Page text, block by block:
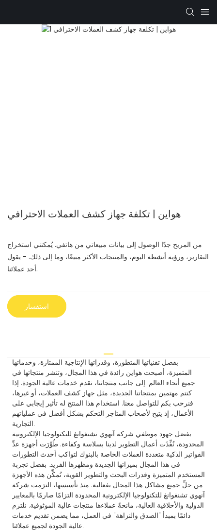
هواين | تكلفة جهاز كشف العملات الاحترافي
من المريح جدًا الوصول إلى بيانات مبيعاتي من هاتفي. يُمكنني استخراج
التقارير، ورؤية أنشطة اليوم، والمنتجات الأكثر مبيعًا، وما إلى ذلك. - يقول
أحد عملائنا.
استفسار
بفضل تقنياتها المتطورة، وقدراتها الإنتاجية الممتازة، وخدماتها
المتميزة، أصبحت هواين رائدة في هذا المجال، وتنشر منتجاتها في
جميع أنحاء العالم. إلى جانب منتجاتنا، نقدم خدمات عالية الجودة. إذا
كنتم مهتمين بمنتجاتنا الجديدة، مثل جهاز كشف العملات، أو غيرها،
فنرحب بكم للتواصل معنا. استخدام هذا المنتج له تأثير إيجابي على
الأعمال، إذ يتيح لأصحاب المتاجر التحكم بشكل أفضل في عملياتهم
التجارية.
بفضل جهود موظفي شركة آنهوي تشنغوانغ للتكنولوجيا الإلكترونية
المحدودة، نُفِّذَت أعمال التطوير لدينا بسلاسة وكفاءة. طُوِّرَت أجهزة عدِّ
الفواتير الذكية متعددة العملات الخاصة بالبنوك لتواكب أحدث التطورات
في هذا المجال بميزاتها الجديدة ومظهرها الفريد. بفضل تجربة
المستخدم المتميزة وقدرات البحث والتطوير القوية، تُمكِّن هذه الأجهزة
من حلِّ جميع مشاكل هذا المجال بفعالية. منذ تأسيسها، التزمت شركة
آنهوي تشنغوانغ للتكنولوجيا الإلكترونية المحدودة التزامًا صارمًا بالمعايير
الدولية والأخلاقية العالية، مانحةً عملاءها منتجات عالية الموثوقية. نلتزم
دائمًا بمبدأ "الصدق والنزاهة" في العمل، مما يضمن تقديم خدمات
عالية الجودة لجميع عملائنا.